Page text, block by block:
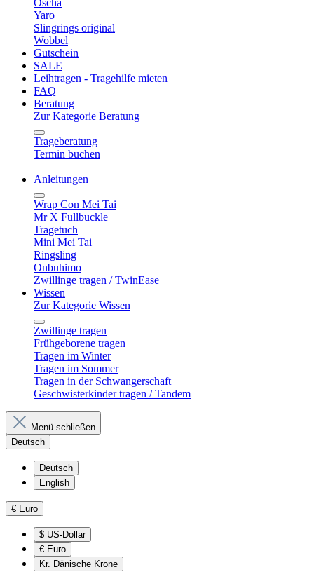
Oscha
Yaro
Slingrings original
Wobbel
Gutschein
SALE
Leihtragen - Tragehilfe mieten
FAQ
Beratung
Zur Kategorie Beratung
Trageberatung
Termin buchen
Anleitungen
Wrap Con Mei Tai
Mr X Fullbuckle
Tragetuch
Mini Mei Tai
Ringsling
Onbuhimo
Zwillinge tragen / TwinEase
Wissen
Zur Kategorie Wissen
Zwillinge tragen
Frühgeborene tragen
Tragen im Winter
Tragen im Sommer
Tragen in der Schwangerschaft
Geschwisterkinder tragen / Tandem
Menü schließen
Deutsch
Deutsch
English
€ Euro
$ US-Dollar
€ Euro
Kr. Dänische Krone